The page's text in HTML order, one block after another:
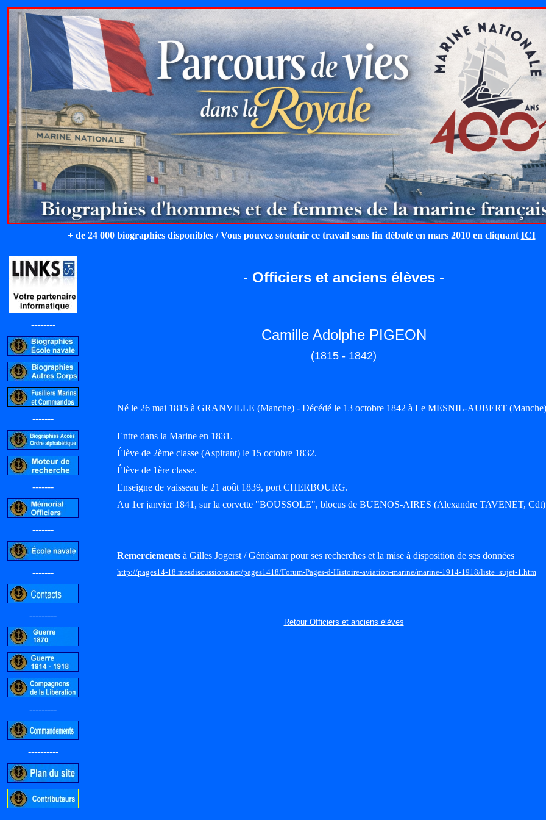
+ de 24 000 biographies disponibles / Vous pouvez soutenir ce travail sans fin débuté en mars 2010 en cliquant ICI
--------
-------
-------
-------
-------
---------
---------
----------
- Officiers et anciens élèves -
Camille Adolphe PIGEON
(1815 - 1842)
Né le 26 mai 1815 à GRANVILLE (Manche) - Décédé le 13 octobre 1842 à Le MESNIL-AUBERT
Entre dans la Marine en 1831.
Élève de 2ème classe (Aspirant) le 15 octobre 1832.
Élève de 1ère classe.
Enseigne de vaisseau le 21 août 1839, port CHERBOURG.
Au 1er janvier 1841, sur la corvette "BOUSSOLE", blocus de BUENOS-AIRES (Alexandre TAVENET,
Remerciements à Gilles Jogerst / Généamar pour ses recherches et la mise à disposition de ses données
http://pages14-18.mesdiscussions.net/pages1418/Forum-Pages-d-Histoire-aviation-marine/marine-1914-1918/liste_sujet-1.htm
Retour Officiers et anciens élèves